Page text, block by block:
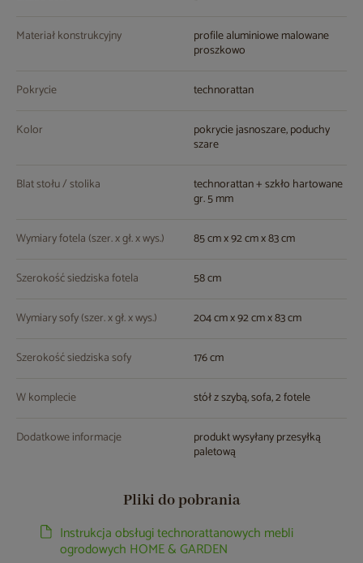
Materiał konstrukcyjny profile aluminiowe malowane
proszkowo
Pokrycie technorattan
Kolor pokrycie jasnoszare, poduchy
szare
Blat stołu / stolika technorattan + szkło hartowane
gr. 5 mm
Wymiary fotela (szer. x gł. x wys.) 85 cm x 92 cm x 83 cm
Szerokość siedziska fotela 58 cm
Wymiary sofy (szer. x gł. x wys.) 204 cm x 92 cm x 83 cm
Szerokość siedziska sofy 176 cm
W komplecie stół z szybą, sofa, 2 fotele
Dodatkowe informacje produkt wysyłany przesyłką
paletową
Pliki do pobrania
Instrukcja obsługi technorattanowych mebli
ogrodowych HOME & GARDEN